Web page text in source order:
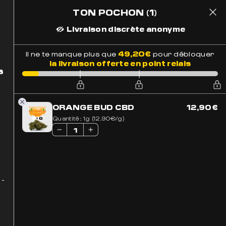
TON POCHON (1)
Paiement Sécurisé
Il ne te manque plus que 49,20€ pour débloquer
la livraison offerte en point relais
ORANGE BUD CBD
Quantité: 1g (12.90€/g)
12,90€
-